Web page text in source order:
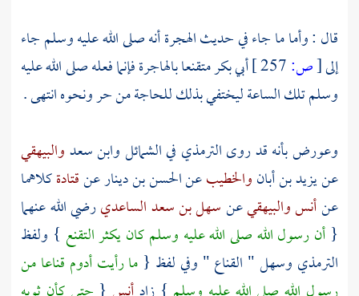
قال : وأما ما جاء في حديث الهجرة أنه صلى الله عليه وسلم جاء
إلى[ص: أبي بكرمتقنعا بالهاجرة فإنما فعله صلى الله عليه
وسلم تلك الساعة ليختفي بذلك للحاجة من حر ونحوه انتهى .
وعورض بأنه قد روىالترمذي في الشمائلوابن سعدوالبيهقي
عنيزيد بن أبانوالخطيبعنالحسن بن دينارعنقتادةكلاهما
عنأنسوالبيهقيعنسهل بن سعد الساعديرضي الله عنهما
{ أن رسول الله صلى الله عليه وسلم كان يكثر التقنع } ولفظ
الترمذي وسهل" القناع " وفي لفظ { ما رأيت أدوم قناعا من